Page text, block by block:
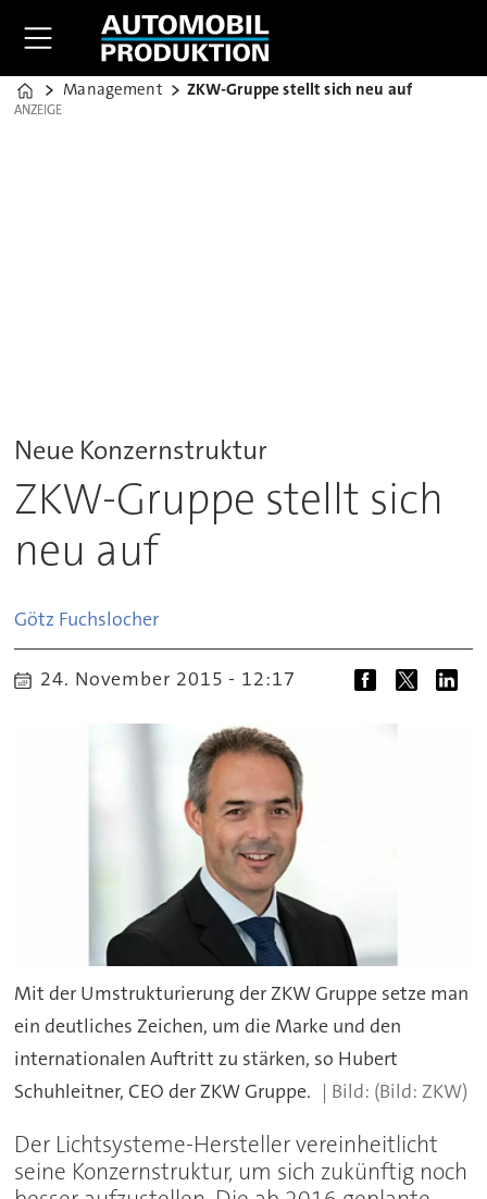
Home
Management ZKW-Gruppe stellt sich neu auf
ANZEIGE
ANZEIGE
Neue Konzernstruktur
ZKW-Gruppe stellt sich
neu auf
Götz Fuchslocher
24. November 2015 - 12:17
Mit der Umstrukturierung der ZKW Gruppe setze man
ein deutliches Zeichen, um die Marke und den
internationalen Auftritt zu stärken, so Hubert
Schuhleitner, CEO der ZKW Gruppe.
(Bild: ZKW)
Der Lichtsysteme-Hersteller vereinheitlicht
seine Konzernstruktur, um sich zukünftig noch